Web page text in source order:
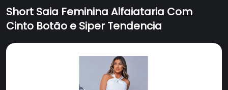
Short Saia Feminina Alfaiataria Com
Cinto Botão e Siper Tendencia